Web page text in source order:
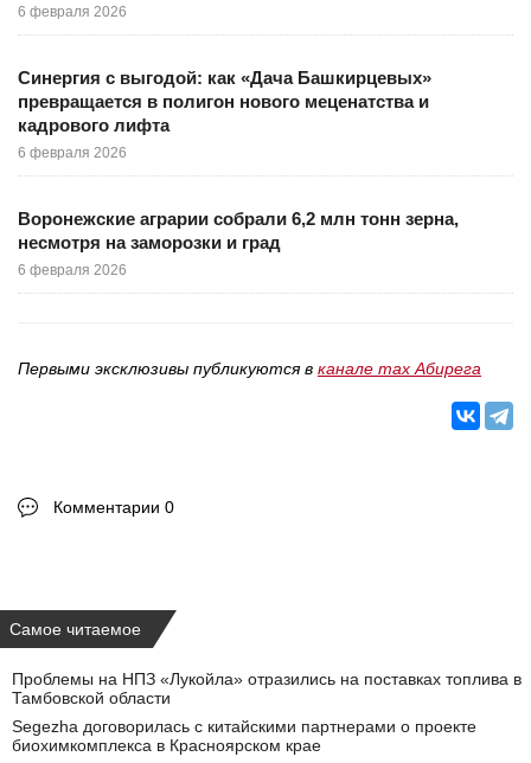
6 февраля 2026
Синергия с выгодой: как «Дача Башкирцевых»
превращается в полигон нового меценатства и
кадрового лифта
6 февраля 2026
Воронежские аграрии собрали 6,2 млн тонн зерна,
несмотря на заморозки и град
6 февраля 2026
Первыми эксклюзивы публикуются в канале max Абирега
Комментарии 0
Самое читаемое
Проблемы на НПЗ «Лукойла» отразились на поставках топлива в
Тамбовской области
Segezha договорилась с китайскими партнерами о проекте
биохимкомплекса в Красноярском крае